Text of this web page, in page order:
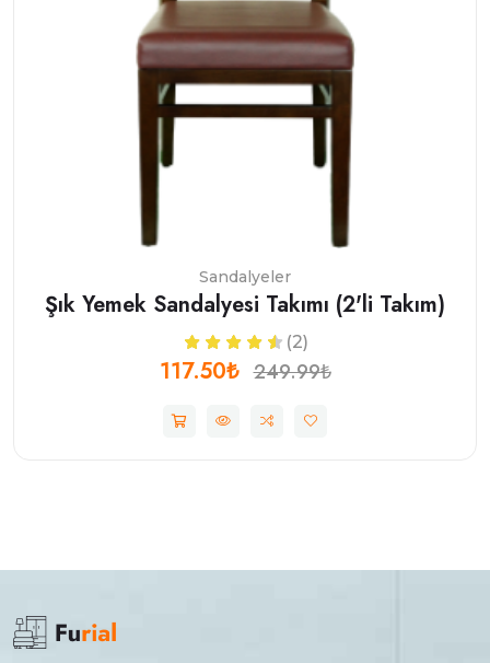
Sandalyeler
Şık Yemek Sandalyesi Takımı (2'li Takım)
(2)
117.50₺ 249.99₺